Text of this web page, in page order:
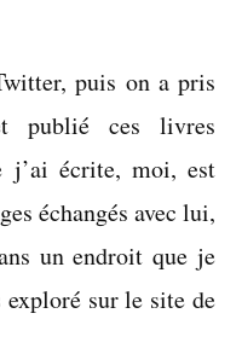
puis on a pris
publié ces livres
j’ai écrite, moi, est
échangés avec lui,
un endroit que je
sur le site de